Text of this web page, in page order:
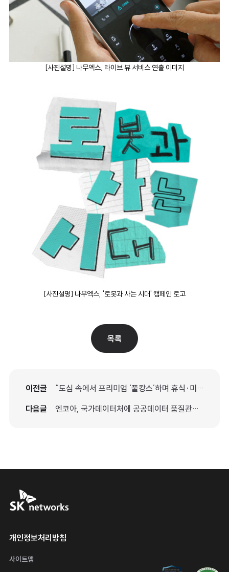
[사진설명] 나무엑스, 라이브 뷰 서비스 연출 이미지
[사진설명] 나무엑스, '로봇과 사는 시대' 캠페인 로고
목록
이전글
“도심 속에서 프리미엄 ‘풀캉스’하며 휴식·미식·웰니스 즐겨요” 워커힐 호텔앤리조트, 야외 수영장 ‘리버파크’ 개장
다음글
엔코아, 국가데이터처에 공공데이터 품질관리 고도화 방안과 AI Ready Data 전략 제시
SK networks
운영 정책
개인정보처리방침
사이트맵
정보보호 관리체계 ISMS 인증 마
웹접근성 인증